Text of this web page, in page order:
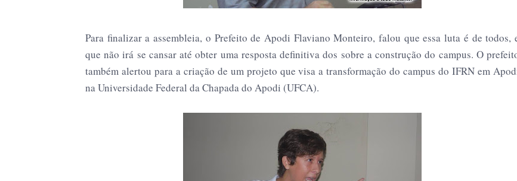
Para finalizar a assembleia, o Prefeito de Apodi Flaviano Monteiro, falou que essa luta é de todos,
que não irá se cansar até obter uma resposta definitiva dos sobre a construção do campus. O
também alertou para a criação de um projeto que visa a transformação do campus do IFRN em
na Universidade Federal da Chapada do Apodi (UFCA).